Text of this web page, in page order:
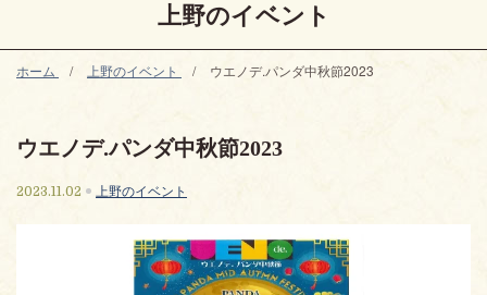
上野のイベント
ホーム 上野のイベント ウエノデ.パンダ中秋節2023
ウエノデ.パンダ中秋節2023
2023.11.02 上野のイベント